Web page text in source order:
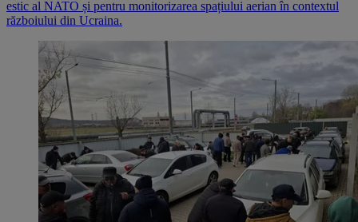
estic al NATO și pentru monitorizarea spațiului aerian în contextul
războiului din Ucraina.